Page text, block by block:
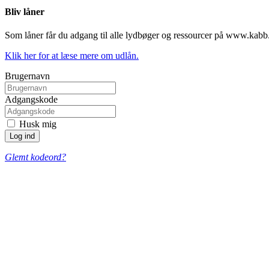
Bliv låner
Som låner får du adgang til alle lydbøger og ressourcer på
Klik her for at læse mere om udlån.
Brugernavn
Adgangskode
Husk mig
Glemt kodeord?